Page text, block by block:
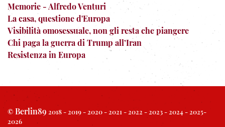
Memorie - Alfredo Venturi
La casa, questione d'Europa
Visibilità omosessuale, non gli resta che piangere
Chi paga la guerra di Trump all’Iran
Resistenza in Europa
© Berlin89 2018 - 2019 - 2020 - 2021 - 2022 - 2023 - 2024 - 2025-
2026